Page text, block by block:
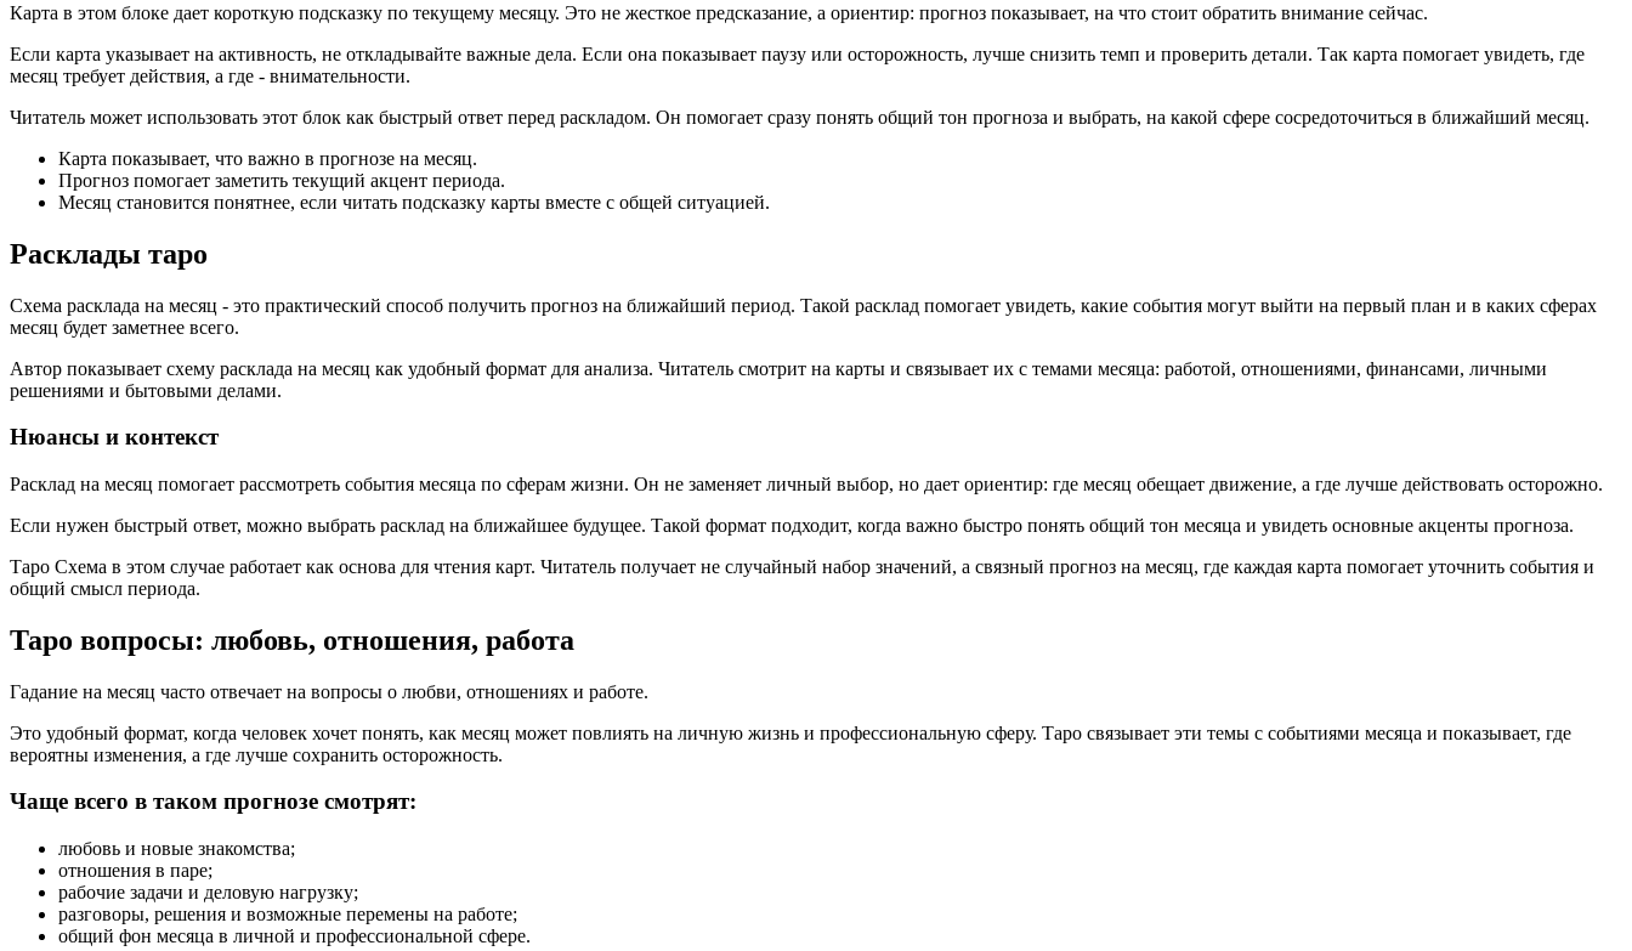
Карта в этом блоке дает короткую подсказку по текущему месяцу. Это не жесткое предсказание, а ориентир: прогноз показывает, на что стоит обратить внимание сейчас.
Если карта указывает на активность, не откладывайте важные дела. Если она показывает паузу или осторожность, лучше снизить темп и проверить детали. Так карта помогает увидеть, где
месяц требует действия, а где - внимательности.
Читатель может использовать этот блок как быстрый ответ перед раскладом. Он помогает сразу понять общий тон прогноза и выбрать, на какой сфере сосредоточиться в ближайший месяц.
Карта показывает, что важно в прогнозе на месяц.
Прогноз помогает заметить текущий акцент периода.
Месяц становится понятнее, если читать подсказку карты вместе с общей ситуацией.
Расклады таро
Схема расклада на месяц - это практический способ получить прогноз на ближайший период. Такой расклад помогает увидеть, какие события могут выйти на первый план и в каких сферах
месяц будет заметнее всего.
Автор показывает схему расклада на месяц как удобный формат для анализа. Читатель смотрит на карты и связывает их с темами месяца: работой, отношениями, финансами, личными
решениями и бытовыми делами.
Нюансы и контекст
Расклад на месяц помогает рассмотреть события месяца по сферам жизни. Он не заменяет личный выбор, но дает ориентир: где месяц обещает движение, а где лучше действовать осторожно.
Если нужен быстрый ответ, можно выбрать расклад на ближайшее будущее. Такой формат подходит, когда важно быстро понять общий тон месяца и увидеть основные акценты прогноза.
Таро Схема в этом случае работает как основа для чтения карт. Читатель получает не случайный набор значений, а связный прогноз на месяц, где каждая карта помогает уточнить события и
общий смысл периода.
Таро вопросы: любовь, отношения, работа
Гадание на месяц часто отвечает на вопросы о любви, отношениях и работе.
Это удобный формат, когда человек хочет понять, как месяц может повлиять на личную жизнь и профессиональную сферу. Таро связывает эти темы с событиями месяца и показывает, где
вероятны изменения, а где лучше сохранить осторожность.
Чаще всего в таком прогнозе смотрят:
любовь и новые знакомства;
отношения в паре;
рабочие задачи и деловую нагрузку;
разговоры, решения и возможные перемены на работе;
общий фон месяца в личной и профессиональной сфере.